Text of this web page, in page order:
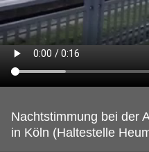
Nachtstimmung bei der
in Köln (Haltestelle